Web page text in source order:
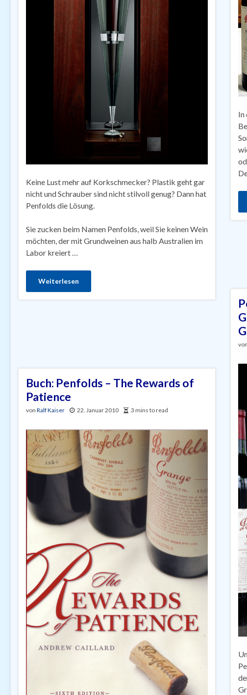
Keine Lust mehr auf Korkschmecker? Plastik geht gar
nicht und Schrauber sind nicht stilvoll genug? Dann hat
Penfolds die Lösung.
Sie zucken beim Namen Penfolds, weil Sie keinen Wein
möchten, der mit Grundweinen aus halb Australien im
Labor kreiert …
Weiterlesen
In
Buch: Penfolds – The Rewards of
Patience
von Ralf Kaiser 22. Januar 2010 3 mins to read